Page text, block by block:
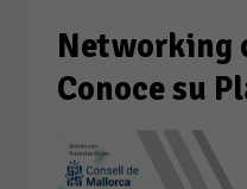
Networking
Conoce su